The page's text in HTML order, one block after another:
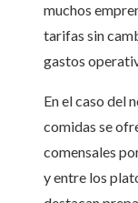
muchos
tarifas sin
gastos
En el caso del
comidas se
comensales
y entre los